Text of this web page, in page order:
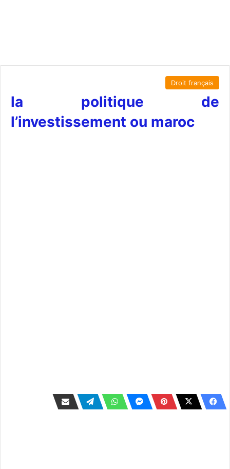
Droit français
la politique de
l’investissement ou maroc